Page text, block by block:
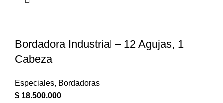
Bordadora Industrial – 12 Agujas, 1
Cabeza
Especiales, Bordadoras
$ 18.500.000